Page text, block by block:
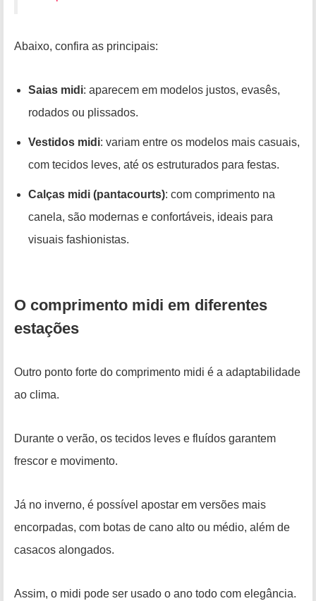
Abaixo, confira as principais:
Saias midi: aparecem em modelos justos, evasês,
rodados ou plissados.
Vestidos midi: variam entre os modelos mais casuais,
com tecidos leves, até os estruturados para festas.
Calças midi (pantacourts): com comprimento na
canela, são modernas e confortáveis, ideais para
visuais fashionistas.
O comprimento midi em diferentes
estações
Outro ponto forte do comprimento midi é a adaptabilidade
ao clima.
Durante o verão, os tecidos leves e fluídos garantem
frescor e movimento.
Já no inverno, é possível apostar em versões mais
encorpadas, com botas de cano alto ou médio, além de
casacos alongados.
Assim, o midi pode ser usado o ano todo com elegância.